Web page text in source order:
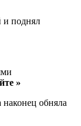
и поднял
»
обняла